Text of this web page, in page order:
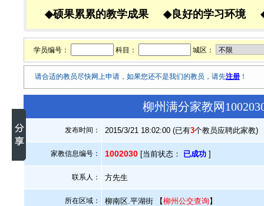
◆硕果累累的教学成果 ◆良好的学习环境
学员编号： 科目： 城区：
请合适的教员尽快网上申请，如果您还不是我们的教员，请先注册 ！
柳州满分家教网
发布时间： 2015/3/21 18:02:00 (已有3个教员应聘此家教)
家教信息编号： 1002030 [当前状态： 已成功 ]
联系人： 方先生
所在区域： 柳南区.平湖街 【柳州公交查询 】